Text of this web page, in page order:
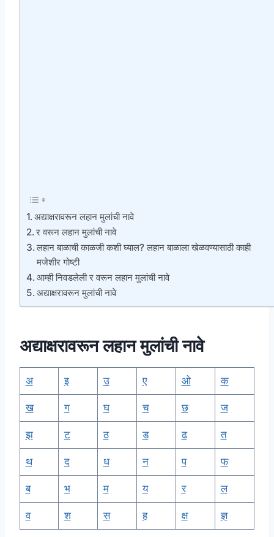
अद्याक्षरावरून लहान मुलांची नावे
र वरून लहान मुलांची नावे
लहान बाळाची काळजी कशी घ्याल? लहान बाळाला खेळवण्यासाठी काही
मजेशीर गोष्टी
आम्ही निवडलेली र वरून लहान मुलांची नावे
अद्याक्षरावरून मुलांची नावे
अद्याक्षरावरूनलहान मुलांची नावे
अ इ उ ए ओ क
ख ग घ च छ ज
झ ट ठ ड ढ त
थ द ध न प फ
ब भ म य र ल
व श स ह क्ष ज्ञ